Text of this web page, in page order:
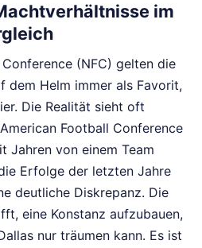
im
(NFC) gelten die
dem Helm immer als Favorit,
Die Realität sieht oft
Football Conference
Jahren von einem Team
Erfolge der letzten Jahre
deutliche Diskrepanz. Die
eine Konstanz aufzubauen,
nur träumen kann. Es ist